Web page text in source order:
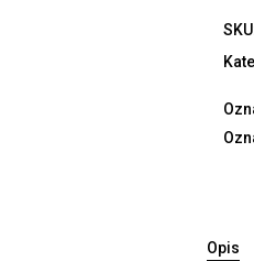
Opis